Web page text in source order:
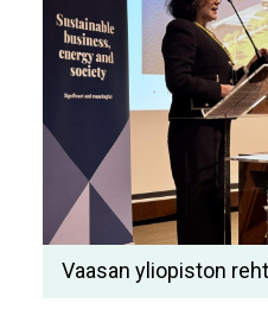
Vaasan yliopiston